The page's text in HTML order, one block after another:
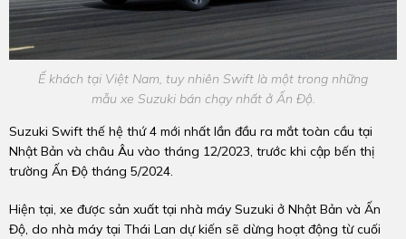
Ế khách tại Việt Nam, tuy nhiên Swift là một trong những
mẫu xe Suzuki bán chạy nhất ở Ấn Độ.
Suzuki Swift thế hệ thứ 4 mới nhất lần đầu ra mắt toàn cầu tại
Nhật Bản và châu Âu vào tháng 12/2023, trước khi cập bến thị
trường Ấn Độ tháng 5/2024.
Hiện tại, xe được sản xuất tại nhà máy Suzuki ở Nhật Bản và Ấn
Độ, do nhà máy tại Thái Lan dự kiến sẽ dừng hoạt động từ cuối